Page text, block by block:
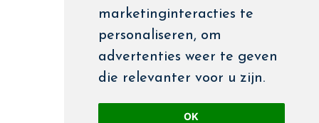
marketinginteracties te
personaliseren, om
advertenties weer te geven
die relevanter voor u zijn.
OK